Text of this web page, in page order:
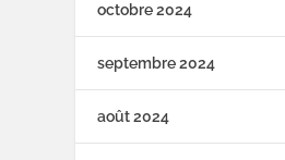
octobre 2024
septembre 2024
août 2024